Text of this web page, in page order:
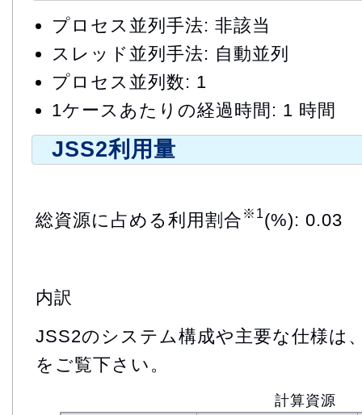
プロセス並列手法: 非該当
スレッド並列手法: 自動並列
プロセス並列数: 1
1ケースあたりの経過時間: 1 時間
JSS2利用量
総資源に占める利用割合 ※1(%): 0.03
内訳
JSS2のシステム構成や主要な仕様は
をご覧下さい。
計算資源